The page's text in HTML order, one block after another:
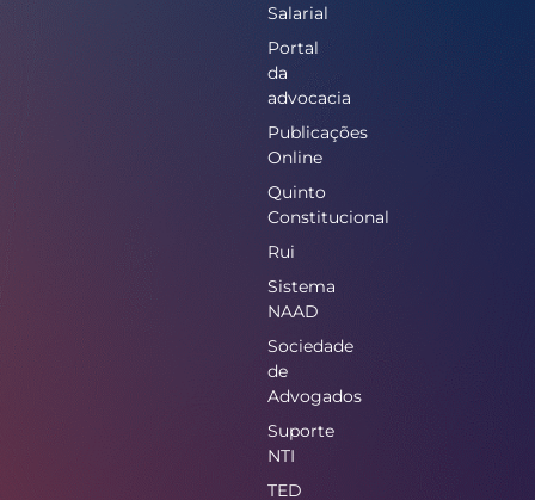
Salarial
Portal
da
advocacia
Publicações
Online
Quinto
Constitucional
Rui
Sistema
NAAD
Sociedade
de
Advogados
Suporte
NTI
TED